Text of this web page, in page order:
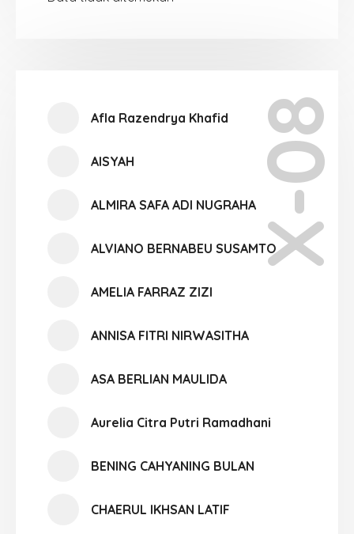
X-08
Afla Razendrya Khafid
AISYAH
ALMIRA SAFA ADI NUGRAHA
ALVIANO BERNABEU SUSAMTO
AMELIA FARRAZ ZIZI
ANNISA FITRI NIRWASITHA
ASA BERLIAN MAULIDA
Aurelia Citra Putri Ramadhani
BENING CAHYANING BULAN
CHAERUL IKHSAN LATIF